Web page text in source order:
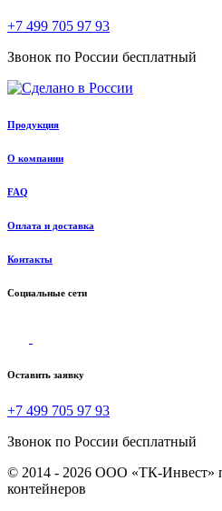
+7 499 705 97 93
Звонок по России бесплатный
Продукция
О компании
FAQ
Оплата и доставка
Контакты
Социальные сети
Оставить заявку
+7 499 705 97 93
Звонок по России бесплатный
© 2014 - 2026 ООО «ТК-Инвест»
контейнеров